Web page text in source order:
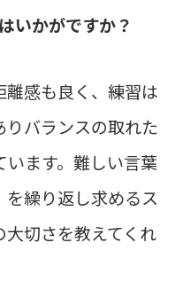
いかがですか？
離感も良く、練習は
バランスの取れた
ます。難しい言葉
繰り返し求めるス
切さを教えてくれ